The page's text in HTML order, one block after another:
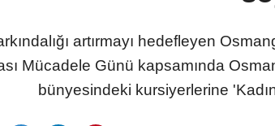
artırmayı hedefleyen
Mücadele Günü kapsamında
bünyesindeki kursiyerlerine